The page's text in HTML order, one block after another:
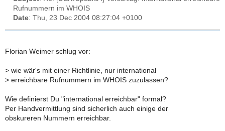
Rufnummern im WHOIS
Date: Thu, 23 Dec 2004 08:27:04 +0100
Florian Weimer schlug vor:
> wie wär's mit einer Richtlinie, nur international
> erreichbare Rufnummern im WHOIS zuzulassen?
Wie definierst Du "international erreichbar" formal?
Per Handvermittlung sind sicherlich auch einige der
obskureren Nummern erreichbar.